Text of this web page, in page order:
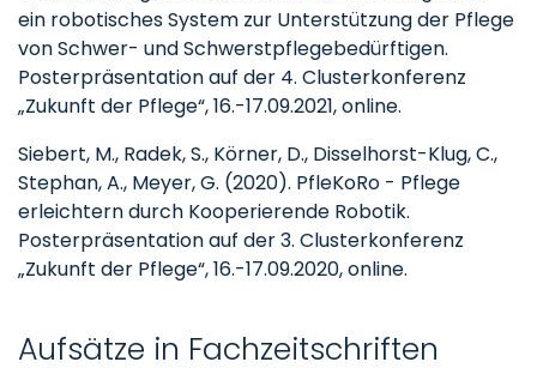
ein robotisches System zur Unterstützung der Pflege
von Schwer- und Schwerstpflegebedürftigen.
Posterpräsentation auf der 4. Clusterkonferenz
„Zukunft der Pflege“, 16.-17.09.2021, online.
Siebert, M., Radek, S., Körner, D., Disselhorst-Klug, C.,
Stephan, A., Meyer, G. (2020). PfleKoRo - Pflege
erleichtern durch Kooperierende Robotik.
Posterpräsentation auf der 3. Clusterkonferenz
„Zukunft der Pflege“, 16.-17.09.2020, online.
Aufsätze in Fachzeitschriften